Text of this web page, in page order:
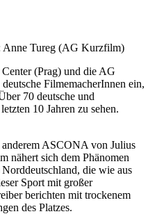
Anne Tureg (AG Kurzfilm)
(Prag) und die AG
FilmemacherInnen ein,
70 deutsche und
10 Jahren zu sehen.
ASCONA von Julius
nähert sich dem Phänomen
die wie aus
Sport mit großer
berichten mit trockenem
des Platzes.